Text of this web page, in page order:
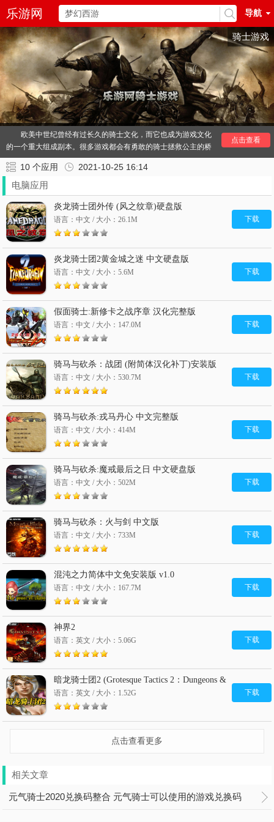
乐游网 导航
骑士游戏
欧美中世纪曾经有过长久的骑士文化，而它也成为游戏文化
的一个重大组成副本。很多游戏都会有勇敢的骑士拯救公主的桥
段，骑士游戏就是这样的游戏类型，讲述这个伟大的骑士排除万
难打败恶势力并拯救公主或者国民与险境的故事。
骑士游戏大多数是角色扮演游戏类型，玩家将扮演角色背景
有所差异的骑士，男女性别都有可能。比较著名的骑士游戏就包
括《炎龙骑士图》、《骑马与砍杀》以及一个动作类的系列《暗
黑血统》！
其他骑士推荐：
点击查看
10 个应用 2021-10-25 16:14
电脑应用
炎龙骑士团外传 (风之纹章)硬盘版
语言：中文 / 大小：26.1M 下载
炎龙骑士团2黄金城之迷 中文硬盘版
语言：中文 / 大小：5.6M 下载
假面骑士:新修卡之战序章 汉化完整版
语言：中文 / 大小：147.0M 下载
骑马与砍杀：战团 (附简体汉化补丁)安装版
语言：中文 / 大小：530.7M 下载
骑马与砍杀:戎马丹心 中文完整版
语言：中文 / 大小：414M 下载
骑马与砍杀:魔戒最后之日 中文硬盘版
语言：中文 / 大小：502M 下载
骑马与砍杀：火与剑 中文版
语言：中文 / 大小：733M 下载
混沌之力简体中文免安装版 v1.0
语言：中文 / 大小：167.7M 下载
神界2
语言：英文 / 大小：5.06G 下载
暗龙骑士团2 (Grotesque Tactics 2：Dungeons &
Donuts)硬盘版
语言：英文 / 大小：1.52G 下载
点击查看更多
相关文章
元气骑士2020兑换码整合 元气骑士可以使用的游戏兑换码